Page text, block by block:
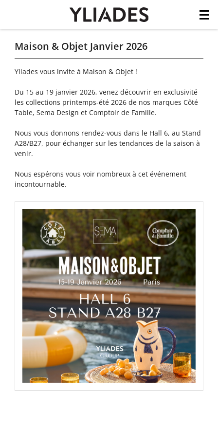
content
Maison & Objet Janvier 2026
Yliades vous invite à Maison & Objet !
Du 15 au 19 janvier 2026, venez découvrir en exclusivité
les collections printemps-été 2026 de nos marques Côté
Table, Sema Design et Comptoir de Famille.
Nous vous donnons rendez-vous dans le Hall 6, au Stand
A28/B27, pour échanger sur les tendances de la saison à
venir.
Nous espérons vous voir nombreux à cet événement
incontournable.